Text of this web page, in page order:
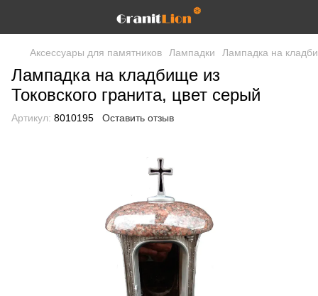
Аксессуары для памятников Лампадки Лампадка на
Лампадка на кладбище из
Токовского гранита, цвет серый
Артикул: 8010195 Оставить отзыв